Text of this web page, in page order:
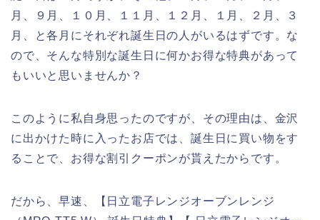
月、９月、１０月、１１月、１２月、１月、２月、３
月、と各月にそれぞれ誕生日の人がいるはずです。な
ので、そんな特別な誕生日に何かお得な特典があって
もいいと思いませんか？
このように私自身思ったのですが、その理由は、金沢
に出かけた時に入ったお店では、誕生日に買い物をす
ることで、お得な割引クーポンが貰えたからです。
だから、早速、【日立電子レンジオーブンレンジ